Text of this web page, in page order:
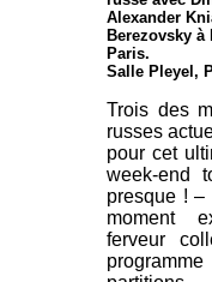
Alexander
Berezovsky
Paris.
Salle Pleyel,
Trois des
russes
pour cet
week-end
presque !
moment
ferveur